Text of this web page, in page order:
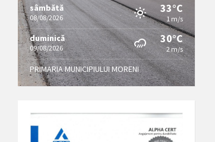
sâmbătă
08/08/2026
33°C
1 m/s
duminică
09/08/2026
30°C
2 m/s
PRIMARIA MUNICIPIULUI MORENI